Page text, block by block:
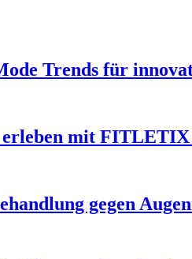
Trends für
erleben mit
gegen